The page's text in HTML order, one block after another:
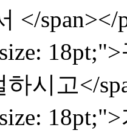
</span></
시고</